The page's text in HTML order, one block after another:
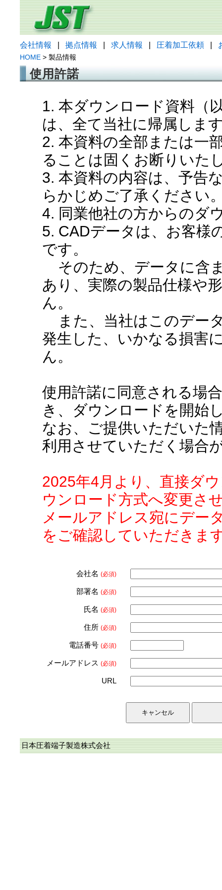
会社情報 拠点情報 求人情報 圧着加工依頼
HOME > 製品情報
使用許諾
1. 本ダウンロード資料（
は、全て当社に帰属しま
2. 本資料の全部または一
ることは固くお断りいた
3. 本資料の内容は、予告
らかじめご了承ください
4. 同業他社の方からのダ
5. CADデータは、お客様
です。
そのため、データに含
あり、実際の製品仕様や
ん。
また、当社はこのデー
発生した、いかなる損害
ん。
使用許諾に同意される場
き、ダウンロードを開始
なお、ご提供いただいた
利用させていただく場合
2025年4月より、直接ダ
ウンロード方式へ変更さ
メールアドレス宛にデー
をご確認していただきま
会社名 (必須)
部署名 (必須)
氏名 (必須)
住所 (必須)
電話番号 (必須)
メールアドレス (必須)
URL
日本圧着端子製造株式会社